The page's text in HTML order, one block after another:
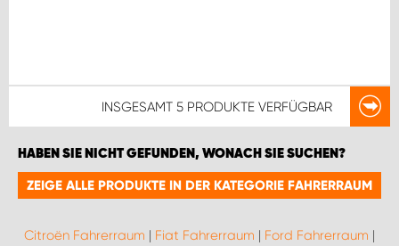
INSGESAMT 5 PRODUKTE VERFÜGBAR
HABEN SIE NICHT GEFUNDEN, WONACH SIE SUCHEN?
ZEIGE ALLE PRODUKTE IN DER KATEGORIE FAHRERRAUM
Citroën Fahrerraum | Fiat Fahrerraum | Ford Fahrerraum |